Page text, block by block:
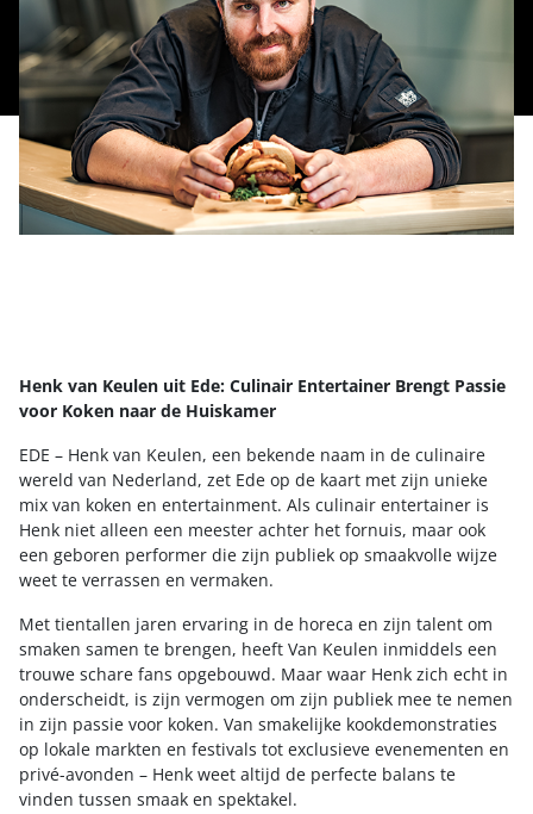
Henk van Keulen uit Ede: Culinair Entertainer Brengt Passie
voor Koken naar de Huiskamer
EDE – Henk van Keulen, een bekende naam in de culinaire
wereld van Nederland, zet Ede op de kaart met zijn unieke
mix van koken en entertainment. Als culinair entertainer is
Henk niet alleen een meester achter het fornuis, maar ook
een geboren performer die zijn publiek op smaakvolle wijze
weet te verrassen en vermaken.
Met tientallen jaren ervaring in de horeca en zijn talent om
smaken samen te brengen, heeft Van Keulen inmiddels een
trouwe schare fans opgebouwd. Maar waar Henk zich echt in
onderscheidt, is zijn vermogen om zijn publiek mee te nemen
in zijn passie voor koken. Van smakelijke kookdemonstraties
op lokale markten en festivals tot exclusieve evenementen en
privé-avonden – Henk weet altijd de perfecte balans te
vinden tussen smaak en spektakel.